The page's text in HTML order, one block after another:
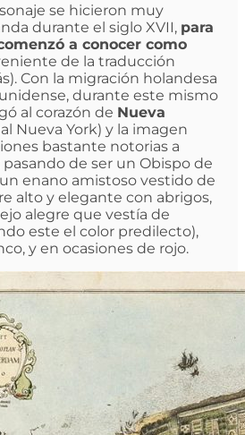
se hicieron muy
durante el siglo XVII, para
a conocer como
de la traducción
Con la migración holandesa
durante este mismo
al corazón de Nueva
Nueva York) y la imagen
bastante notorias a
pasando de ser un Obispo de
enano amistoso vestido de
alto y elegante con abrigos,
alegre que vestía de
este el color predilecto),
y en ocasiones de rojo.